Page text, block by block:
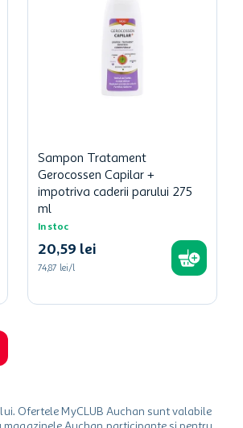
Sampon Tratament
Gerocossen Capilar +
impotriva caderii parului 275
ml
In stoc
20,59 lei
74,87 lei/l
Ofertele MyCLUB Auchan sunt valabile